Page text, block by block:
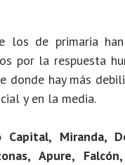
los de primaria
por la respuesta
donde hay más
y en la media.
Miranda,
Apure,